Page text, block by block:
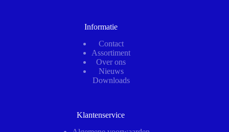
Informatie
Contact
Assortiment
Over ons
Nieuws
Downloads
Klantenservice